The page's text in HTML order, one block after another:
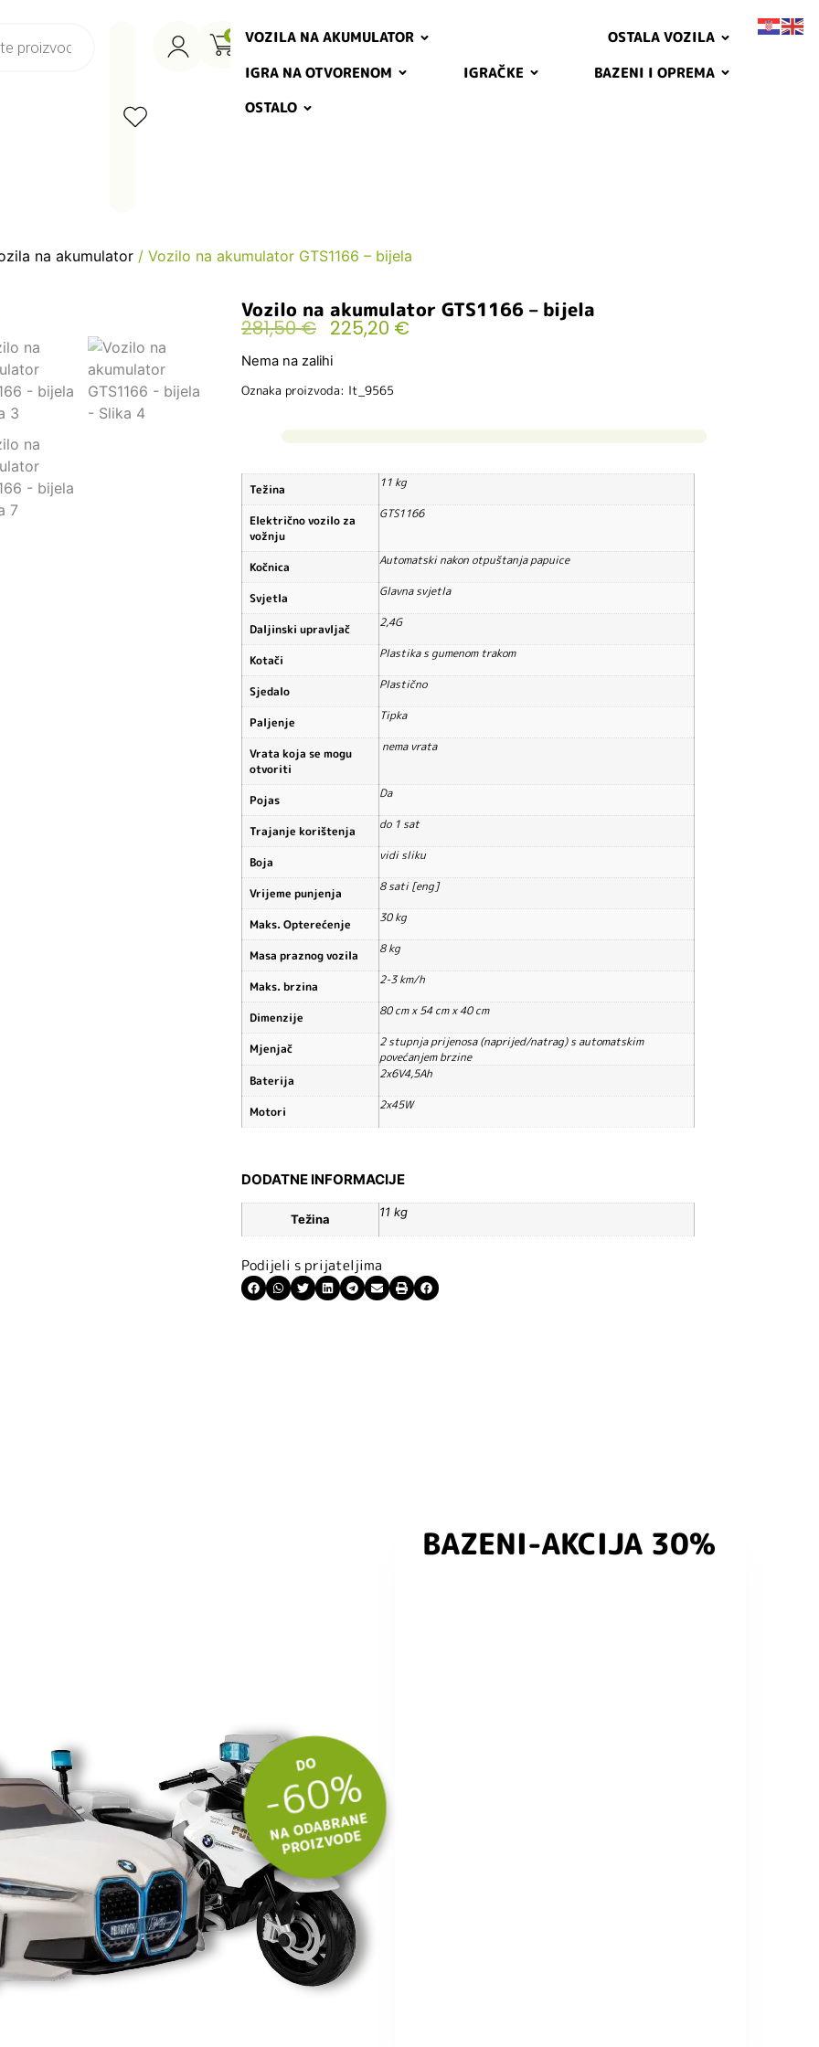
0 VOZILA NA AKUMULATOR
OSTALA VOZILA
IGRA NA OTVORENOM
IGRAČKE
BAZENI I OPREMA
OSTALO
na akumulator / Vozilo na akumulator GTS1166 – bijela
Vozilo na akumulator GTS1166 – bijela
281,50€ 225,20 €
Nema na zalihi
Oznaka proizvoda: lt_9565
Težina 11 kg
Električno vozilo za
vožnju
GTS1166
Kočnica Automatski nakon otpuštanja papuice
Svjetla Glavna svjetla
Daljinski upravljač 2,4G
Kotači Plastika s gumenom trakom
Sjedalo Plastično
Paljenje Tipka
Vrata koja se mogu
otvoriti
nema vrata
Pojas Da
Trajanje korištenja do 1 sat
Boja vidi sliku
Vrijeme punjenja 8 sati [eng]
Maks. Opterećenje 30 kg
Masa praznog vozila 8 kg
Maks. brzina 2-3 km/h
Dimenzije 80 cm x 54 cm x 40 cm
Mjenjač
2 stupnja prijenosa (naprijed/natrag) s automatskim
povećanjem brzine
Baterija
2x6V4,5Ah
Motori 2x45W
DODATNE INFORMACIJE
Težina 11 kg
Podijeli s prijateljima
BAZENI-AKCIJA 30%